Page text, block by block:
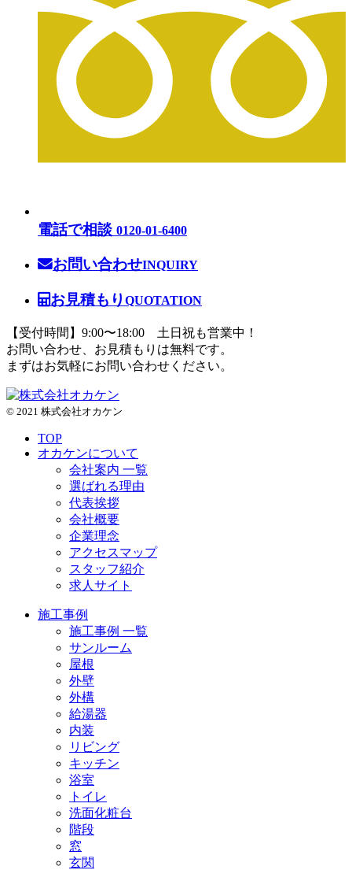
電話で相談 0120-01-6400
お問い合わせINQUIRY
お見積もり QUOTATION
【受付時間】9:00〜18:00 土日祝も営業中！
お問い合わせ、お見積もりは無料です。
まずはお気軽にお問い合わせください。
© 2021 株式会社オカケン
TOP
オカケンについて
会社案内 一覧
選ばれる理由
代表挨拶
会社概要
企業理念
アクセスマップ
スタッフ紹介
求人サイト
施工事例
施工事例 一覧
サンルーム
屋根
外壁
外構
給湯器
内装
リビング
キッチン
浴室
トイレ
洗面化粧台
階段
窓
玄関